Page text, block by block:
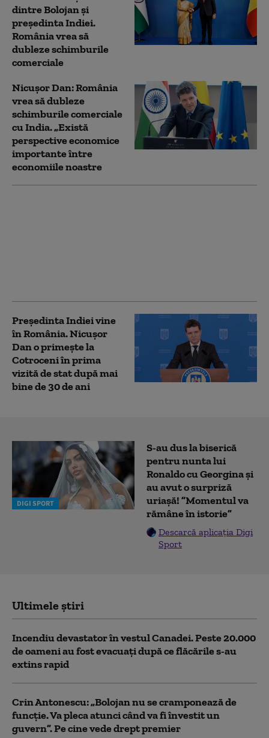
dintre Bolojan și
președinta Indiei.
România vrea să
dubleze schimburile
comerciale
Nicușor Dan: România
vrea să dubleze
schimburile comerciale
cu India. „Există
perspective economice
importante între
economiile noastre
Președinta Indiei vine
în România. Nicușor
Dan o primește la
Cotroceni în prima
vizită de stat după mai
bine de 30 de ani
DIGI SPORT
S-au dus la biserică
pentru nunta lui
Ronaldo cu Georgina și
au avut o surpriză
uriașă! ”Momentul va
rămâne în istorie”
Descarcă aplicația Digi
Sport
Ultimele știri
Incendiu devastator în vestul Canadei. Peste 20.000
de oameni au fost evacuați după ce flăcările s-au
extins rapid
Crin Antonescu: „Bolojan nu se cramponează de
funcție. Va pleca atunci când va fi învestit un
guvern”. Pe cine vede drept premier